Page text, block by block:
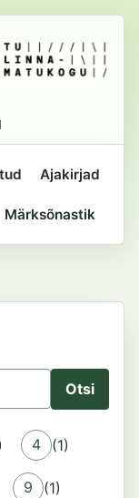
Ajakirjad
Märksõnastik
4 (1)
9 (1)